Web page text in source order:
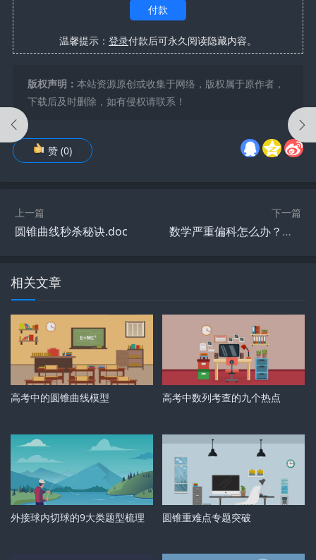
付款
温馨提示： 登录付款后可永久阅读隐藏内容。
版权声明： 本站资源原创或收集于网络，版权属于原作者，
下载后及时删除，如有侵权请联系！
赞 (0)
上一篇
圆锥曲线秒杀秘诀.doc
下一篇
数学严重偏科怎么办？北大中文系学长分享高三如何从不及格考到137分！
相关文章
高考中的圆锥曲线模型 高考中数列考查的九个热点
外接球内切球的9大类题型梳理 圆锥重难点专题突破